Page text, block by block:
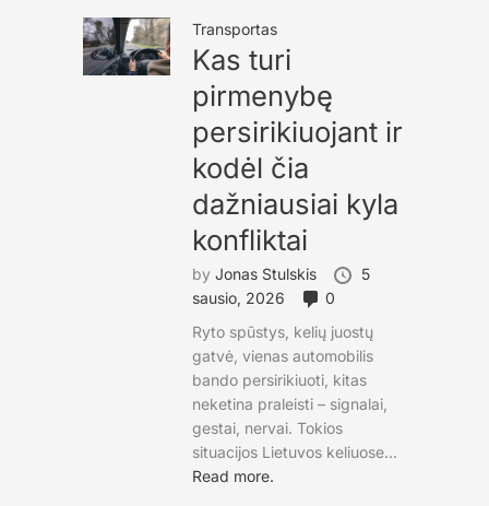
Transportas
Kas turi
pirmenybę
persirikiuojant ir
kodėl čia
dažniausiai kyla
konfliktai
by Jonas Stulskis
5
sausio, 2026
0
Ryto spūstys, kelių juostų
gatvė, vienas automobilis
bando persirikiuoti, kitas
neketina praleisti – signalai,
gestai, nervai. Tokios
situacijos Lietuvos keliuose...
Read more.